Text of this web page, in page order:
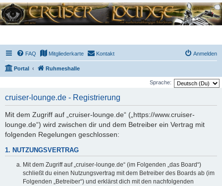
FAQ Mitgliederkarte Kontakt Anmelden
Portal Ruhmeshalle
Sprache:
cruiser-lounge.de - Registrierung
Mit dem Zugriff auf „cruiser-lounge.de“ („https://www.cruiser-
lounge.de“) wird zwischen dir und dem Betreiber ein Vertrag mit
folgenden Regelungen geschlossen:
1. NUTZUNGSVERTRAG
Mit dem Zugriff auf „cruiser-lounge.de“ (im Folgenden „das Board“)
schließt du einen Nutzungsvertrag mit dem Betreiber des Boards ab (im
Folgenden „Betreiber“) und erklärst dich mit den nachfolgenden